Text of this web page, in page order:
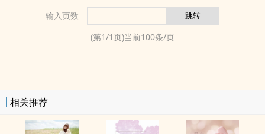
输入页数
(第1/1页)当前100条/页
相关推荐